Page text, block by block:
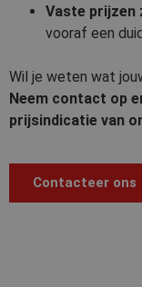
Vaste prijzen
vooraf een
Wil je weten wat
Neem contact op
prijsindicatie van
Contacteer ons